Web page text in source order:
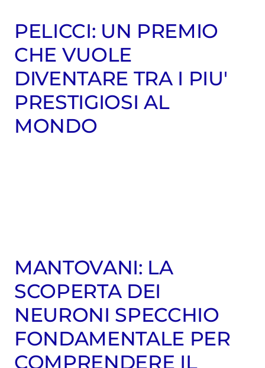
PELICCI: UN PREMIO
CHE VUOLE
DIVENTARE TRA I PIU'
PRESTIGIOSI AL
MONDO
MANTOVANI: LA
SCOPERTA DEI
NEURONI SPECCHIO
FONDAMENTALE PER
COMPRENDERE IL